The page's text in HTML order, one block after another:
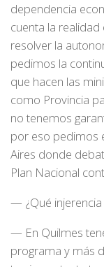
dependencia
cuenta la
resolver la
pedimos la
que hacen las
como Provincia
no tenemos
por eso pedimos
Aires donde
Plan Nacional
— ¿Qué
— En Quilmes
programa y más